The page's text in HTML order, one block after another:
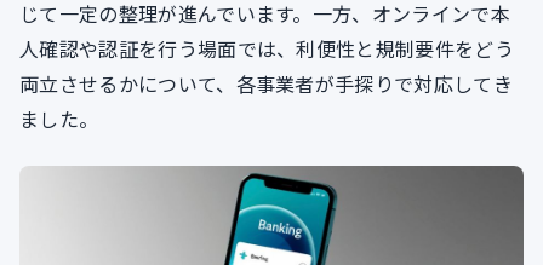
じて一定の整理が進んでいます。一方、オンラインで本
人確認や認証を行う場面では、利便性と規制要件をどう
両立させるかについて、各事業者が手探りで対応してき
ました。